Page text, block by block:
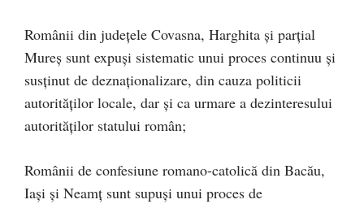
Românii din judeţele Covasna, Harghita şi parţial
Mureş sunt expuşi sistematic unui proces continuu şi
susţinut de deznaţionalizare, din cauza politicii
autorităţilor locale, dar şi ca urmare a dezinteresului
autorităţilor statului român;
Românii de confesiune romano-catolică din Bacău,
Iaşi şi Neamţ sunt supuşi unui proces de